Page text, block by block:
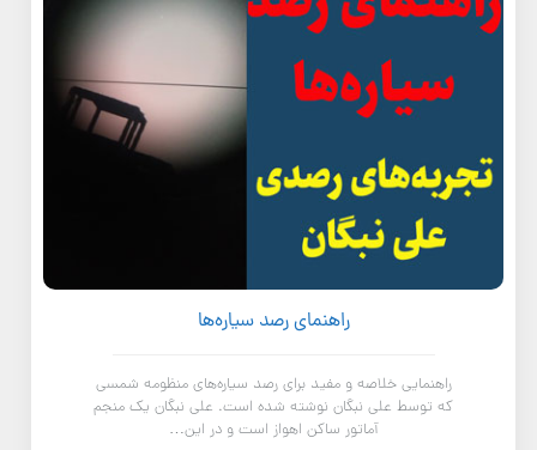
راهنمای رصد سیاره‌ها
راهنمایی خلاصه و مفید برای رصد سیاره‌های منظومه شمسی
که توسط علی نبگان نوشته شده است. علی نبگان یک منجم
آماتور ساکن اهواز است و در این…